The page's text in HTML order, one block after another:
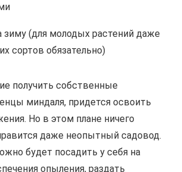
зиму (для молодых растений даже
сортов обязательно)
получить собственные
миндаля, придется освоить
Но в этом плане ничего
даже неопытный садовод.
будет посадить у себя на
опыления, раздать